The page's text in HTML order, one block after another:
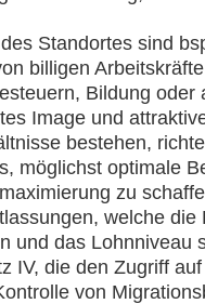
Standortes sind
billigen
Bildung oder
Image und
bestehen,
möglichst optimale
zu
welche
und das Lohnniveau
IV, die den Zugriff
von